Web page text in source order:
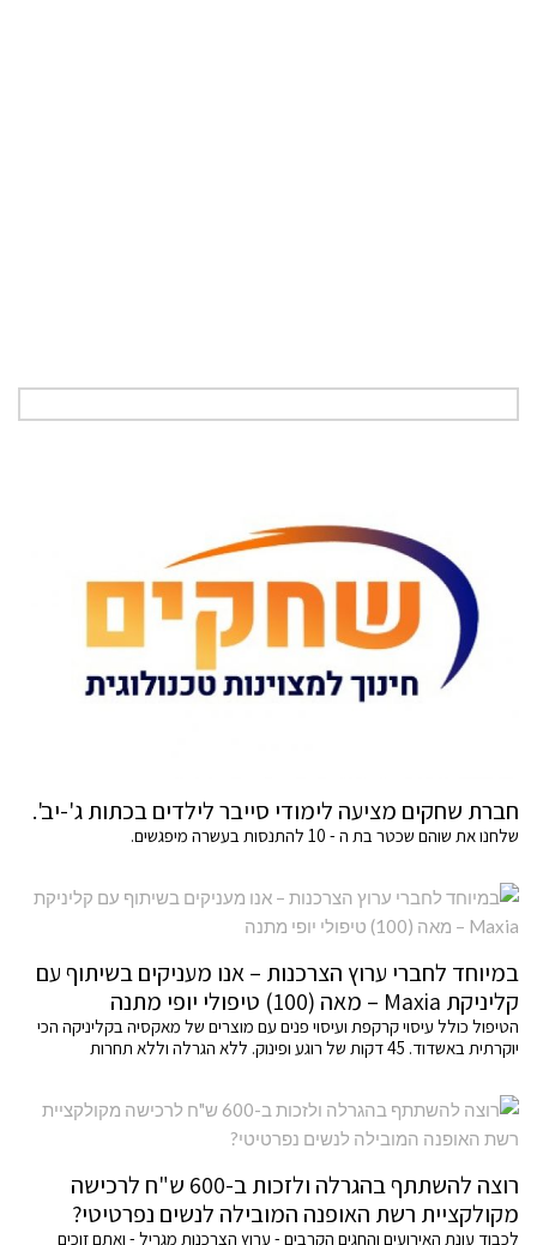
חברת שחקים מציעה לימודי סייבר לילדים בכתות ג'-יב'.
שלחנו את שוהם שכטר בת ה - 10 להתנסות בעשרה מיפגשים.
במיוחד לחברי ערוץ הצרכנות – אנו מעניקים בשיתוף עם
קליניקת Maxia – מאה (100) טיפולי יופי מתנה
הטיפול כולל עיסוי קרקפת ועיסוי פנים עם מוצרים של מאקסיה בקליניקה הכי
יוקרתית באשדוד. 45 דקות של רוגע ופינוק. ללא הגרלה וללא תחרות
רוצה להשתתף בהגרלה ולזכות ב-600 ש"ח לרכישה
מקולקציית רשת האופנה המובילה לנשים נפרטיטי?
לכבוד עונת האירועים והחגים הקרבים - ערוץ הצרכנות מגריל - ואתם זוכים